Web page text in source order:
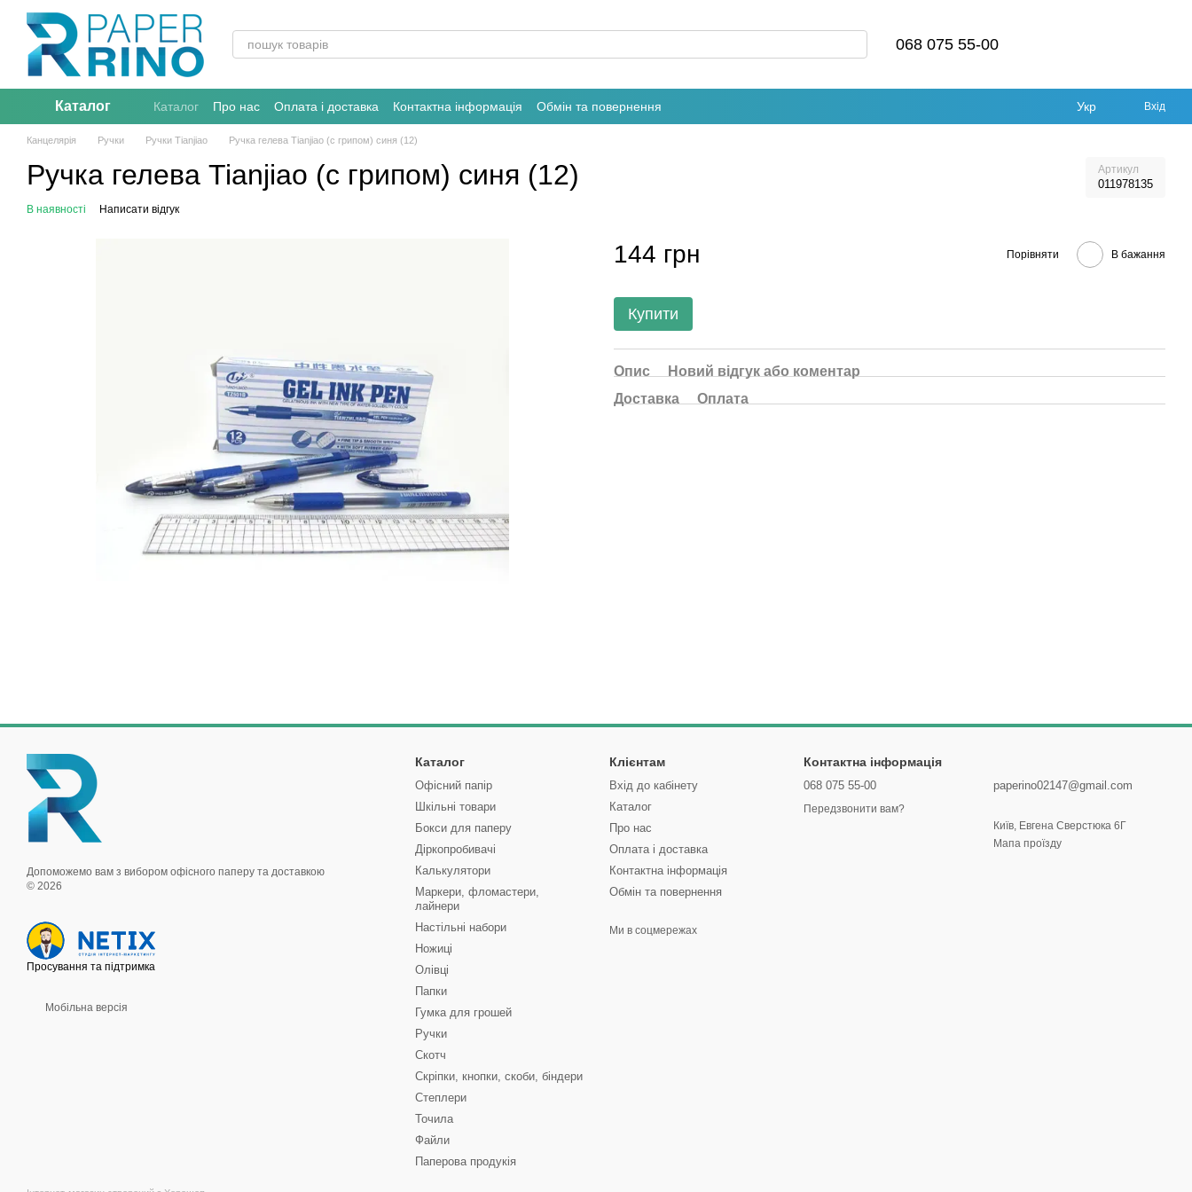
Перейти до основного контенту
068 075 55-00
Каталог Каталог Про нас Оплата і доставка Контактна інформація Обмін та повернення Укр Вхід
Канцелярія Ручки Ручки Tianjiao Ручка гелева Tianjiao (с грипом) синя (12)
Ручка гелева Tianjiao (с грипом) синя (12) Артикул
011978135
В наявності Написати відгук
144 грн Порівняти В бажання
Купити
Опис
Новий відгук або коментар
Доставка
Оплата
Допоможемо вам з вибором офісного паперу та доставкою
© 2026
Просування та підтримка
Мобільна версія
Каталог
Офісний папір
Шкільні товари
Бокси для паперу
Діркопробивачі
Калькулятори
Маркери, фломастери,
лайнери
Настільні набори
Ножиці
Олівці
Папки
Гумка для грошей
Ручки
Скотч
Скріпки, кнопки, скоби, біндери
Степлери
Точила
Файли
Паперова продукія
Клієнтам
Вхід до кабінету
Каталог
Про нас
Оплата і доставка
Контактна інформація
Обмін та повернення
Ми в соцмережах
Контактна інформація
068 075 55-00
Передзвонити вам?
paperino02147@gmail.com
Київ, Евгена Сверстюка 6Г
Мапа проїзду